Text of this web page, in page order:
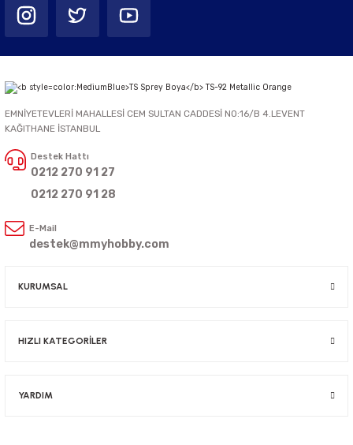
EMNİYETEVLERİ MAHALLESİ CEM SULTAN CADDESİ NO:16/B 4.LEVENT
KAĞITHANE İSTANBUL
Destek Hattı
0212 270 91 27
0212 270 91 28
E-Mail
destek@mmyhobby.com
KURUMSAL
HIZLI KATEGORİLER
YARDIM